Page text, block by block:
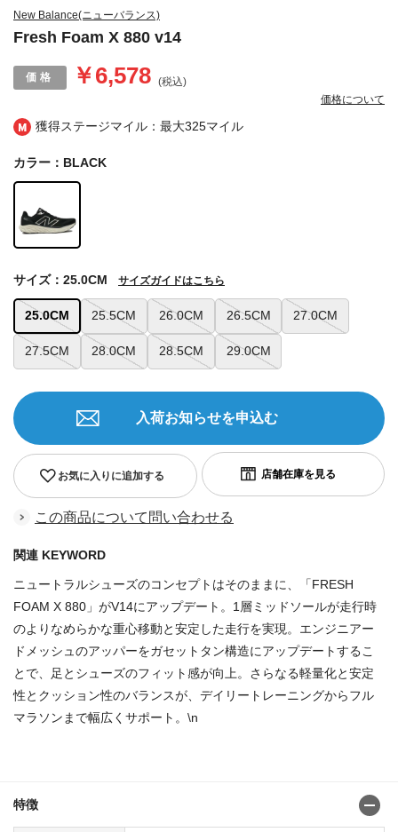
獲得ステージマイル：最大325マイル
New Balance(ニューバランス)
Fresh Foam X 880 v14
￥6,578 (税込)
価格について
カラー：BLACK
25.0CM 25.5CM 26.0CM 26.5CM 27.0CM
27.5CM 28.0CM 28.5CM 29.0CM
サイズ：25.0CM サイズガイドはこちら
お気に入りに追加する
入荷お知らせを申込む
この商品について問い合わせる
関連 KEYWORD
ニュートラルシューズのコンセプトはそのままに、「FRESH
FOAM X 880」がV14にアップデート。1層ミッドソールが走行時
のよりなめらかな重心移動と安定した走行を実現。エンジニアー
ドメッシュのアッパーをガセットタン構造にアップデートするこ
とで、足とシューズのフィット感が向上。さらなる軽量化と安定
性とクッション性のバランスが、デイリートレーニングからフル
マラソンまで幅広くサポート。\n
特徴